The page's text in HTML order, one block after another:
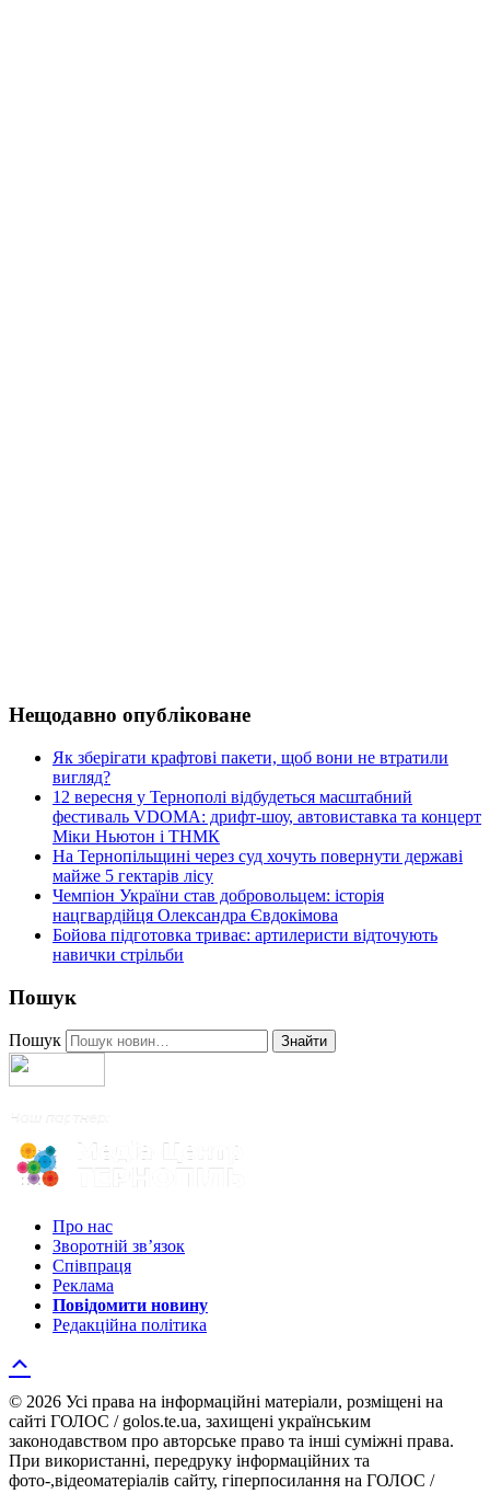
Нещодавно опубліковане
Як зберігати крафтові пакети, щоб вони не втратили
вигляд?
12 вересня у Тернополі відбудеться масштабний
фестиваль VDOMA: дрифт-шоу, автовиставка та концерт
Міки Ньютон і ТНМК
На Тернопільщині через суд хочуть повернути державі
майже 5 гектарів лісу
Чемпіон України став добровольцем: історія
нацгвардійця Олександра Євдокімова
Бойова підготовка триває: артилеристи відточують
навички стрільби
Пошук
Пошук Знайти
Про нас
Зворотній зв’язок
Співпраця
Реклама
Повідомити новину
Редакційна політика
© 2026 Усі права на інформаційні матеріали, розміщені на
сайті ГОЛОС / golos.te.ua, захищені українським
законодавством про авторське право та інші суміжні права.
При використанні, передруку інформаційних та
фото-,відеоматеріалів сайту, гіперпосилання на ГОЛОС /